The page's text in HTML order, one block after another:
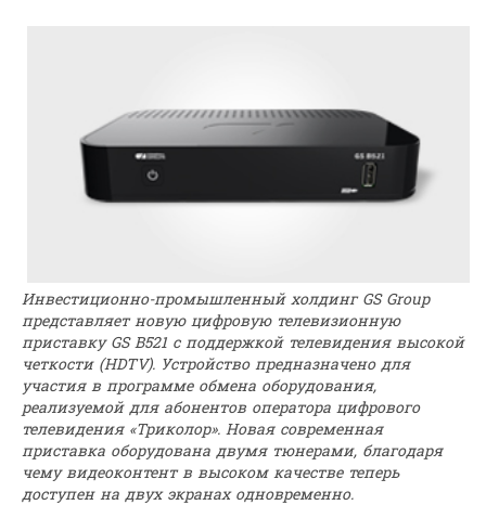
Инвестиционно-промышленный холдинг GS Group
представляет новую цифровую телевизионную
приставку GS B521 с поддержкой телевидения высокой
четкости (HDTV). Устройство предназначено для
участия в программе обмена оборудования,
реализуемой для абонентов оператора цифрового
телевидения «Триколор». Новая современная
приставка оборудована двумя тюнерами, благодаря
чему видеоконтент в высоком качестве теперь
доступен на двух экранах одновременно.